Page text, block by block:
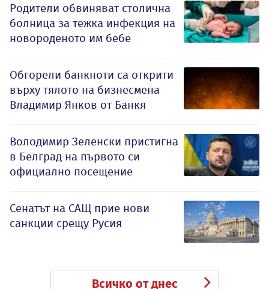
Родители обвиняват столична
болница за тежка инфекция на
новороденото им бебе
Обгорели банкноти са открити
върху тялото на бизнесмена
Владимир Янков от Банкя
Володимир Зеленски пристигна
в Белград на първото си
официално посещение
Сенатът на САЩ прие нови
санкции срещу Русия
Всичко от днес